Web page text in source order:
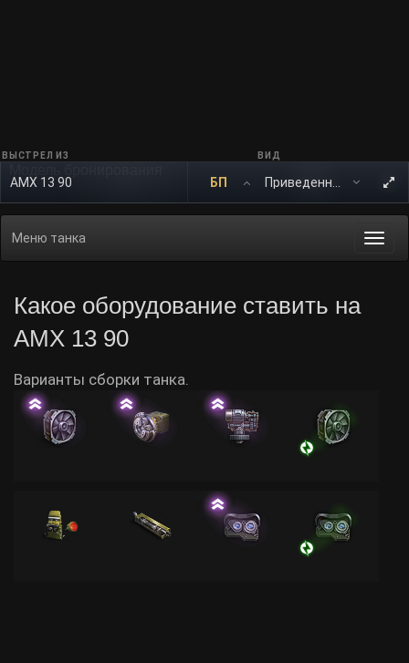
ВЫСТРЕЛ ИЗ
AMX 13 90 БП
ВИД
Меню танка
Какое оборудование ставить на
AMX 13 90
Варианты сборки танка.